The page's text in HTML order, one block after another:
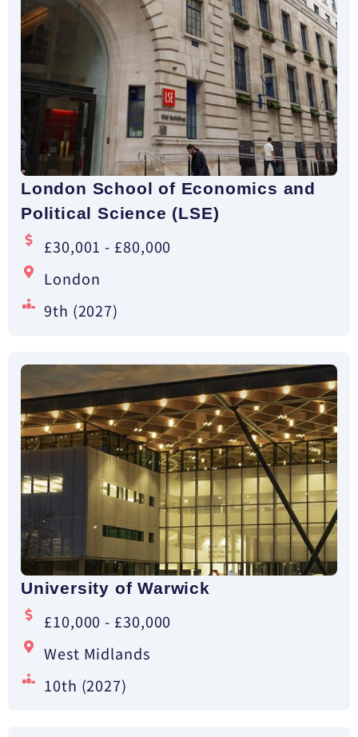
London School of Economics and
Political Science (LSE)
£30,001 - £80,000
London
9th (2027)
University of Warwick
£10,000 - £30,000
West Midlands
10th (2027)